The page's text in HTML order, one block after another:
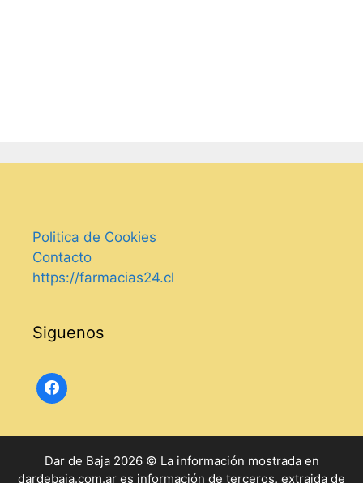
Politica de Cookies
Contacto
https://farmacias24.cl
Siguenos
Dar de Baja 2026 © La información mostrada en
dardebaja.com.ar es información de terceros, extraida de